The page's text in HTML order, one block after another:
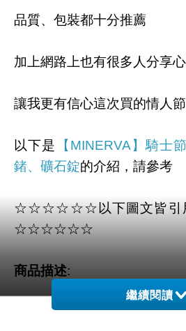
品質、包裝都十分推薦
加上網路上也有很多人分享
讓我更有信心這次買的情人
以下是
【MINERVA】騎士
鍺、礦石錠的介紹，請參考
☆☆☆☆☆☆以下圖文皆引用
☆☆☆☆☆☆
商品描述:
繼續閱讀